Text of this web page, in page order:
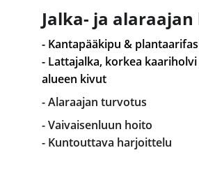
Jalka- ja
- Kantapääkipu &
- Lattajalka, korkea
alueen kivut
- Alaraajan turvotus
- Vaivaisenluun hoito
- Kuntouttava harjoittelu